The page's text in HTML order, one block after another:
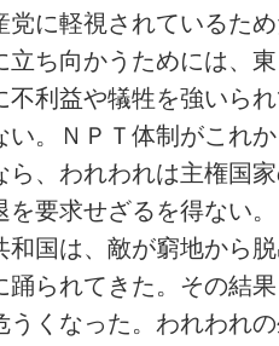
党に軽視されているた
ち向かうためには、
不利益や犠牲を強いら
い。ＮＰＴ体制がこれ
ら、われわれは主権国
要求せざるを得ない。
国は、敵が窮地から
踊られてきた。その結
うくなった。われわれ